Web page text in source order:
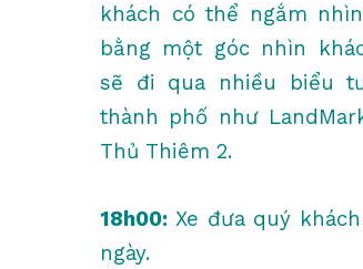
khách có thể ngắm
bằng một góc nhìn
sẽ đi qua nhiều biểu
thành phố như
Thủ Thiêm 2.
18h00: Xe đưa quý
ngày.